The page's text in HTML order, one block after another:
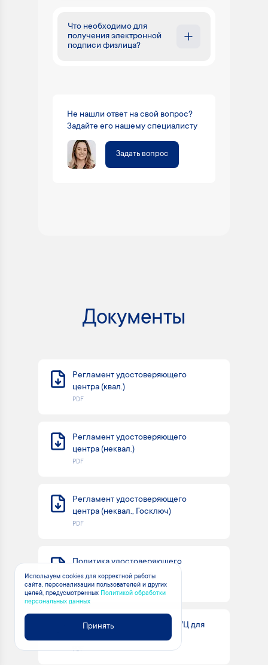
Что необходимо для
получения электронной
подписи физлица?
Не нашли ответ на свой вопрос?
Задайте его нашему специалисту
Задать вопрос
Документы
Регламент удостоверяющего
центра (квал.)
PDF
Регламент удостоверяющего
центра (неквал.)
PDF
Регламент удостоверяющего
центра (неквал., Госключ)
PDF
Политика удостоверяющего
центра по обработке
персональных данных
Договор-оферта на услуги УЦ для
PDF
Используем cookies для корректной работы
сайта, персонализации пользователей и других
целей, предусмотренных Политикой обработки
персональных данных
Принять